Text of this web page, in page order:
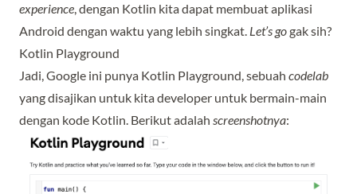
experience, dengan Kotlin kita dapat membuat aplikasi
Android dengan waktu yang lebih singkat. Let’s gogak sih?
Kotlin Playground
Jadi, Google ini punya Kotlin Playground, sebuah codelab
yang disajikan untuk kita developer untuk bermain-main
dengan kode Kotlin. Berikut adalah screenshotnya: